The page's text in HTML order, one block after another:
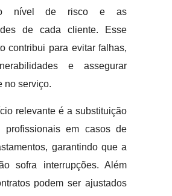
o nível de risco e as
de cada cliente. Esse
contribui para evitar falhas,
e assegurar
no serviço.
relevante é a substituição
profissionais em casos de
garantindo que a
sofra interrupções. Além
podem ser ajustados